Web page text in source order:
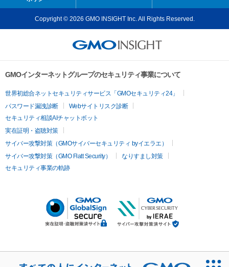
Copyright © 2026 GMO INSIGHT Inc. All Rights Reserved.
GMOインターネットグループのセキュリティ事業について
世界初総合ネットセキュリティサービス「GMOセキュリティ24」
パスワード漏洩診断
Webサイトリスク診断
セキュリティ相談AIチャットボット
実在証明・盗聴対策
サイバー攻撃対策（GMOサイバーセキュリティ byイエラエ）
サイバー攻撃対策（GMO Flatt Security）
なりすまし対策
セキュリティ事業の軌跡